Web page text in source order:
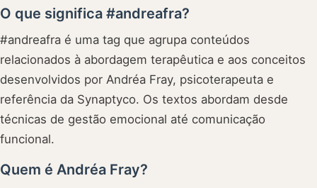
O que significa #andreafra?
#andreafra é uma tag que agrupa conteúdos
relacionados à abordagem terapêutica e aos conceitos
desenvolvidos por Andréa Fray, psicoterapeuta e
referência da Synaptyco. Os textos abordam desde
técnicas de gestão emocional até comunicação
funcional.
Quem é Andréa Fray?